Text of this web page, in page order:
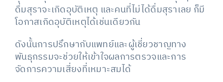
ดื่มสุราจะเกิดอุบัติเหตุ และคนที่ไม่ได้ดื่มสุราเลย ก็มี
โอกาสเกิดอุบัติเหตุได้เช่นเดียวกัน
ดังนั้นการปรึกษากับแพทย์และผู้เชี่ยวชาญทาง
พันธุกรรมจะช่วยให้เข้าใจผลการตรวจและการ
จัดการความเสี่ยงที่เหมาะสมได้